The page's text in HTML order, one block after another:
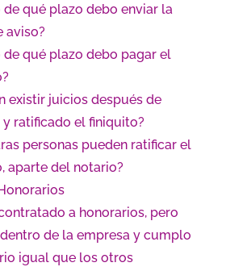
de qué plazo debo enviar la
aviso?
de qué plazo debo pagar el
existir juicios después de
ratificado el finiquito?
personas pueden ratificar el
aparte del notario?
a honorarios, pero
de la empresa y cumplo
igual que los otros